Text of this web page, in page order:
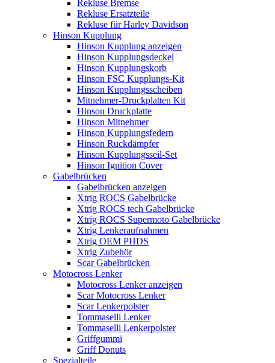
Rekluse Bremse
Rekluse Ersatzteile
Rekluse für Harley Davidson
Hinson Kupplung
Hinson Kupplung anzeigen
Hinson Kupplungsdeckel
Hinson Kupplungskorb
Hinson FSC Kupplungs-Kit
Hinson Kupplungsscheiben
Mitnehmer-Druckplatten Kit
Hinson Druckplatte
Hinson Mitnehmer
Hinson Kupplungsfedern
Hinson Ruckdämpfer
Hinson Kupplungsseil-Set
Hinson Ignition Cover
Gabelbrücken
Gabelbrücken anzeigen
Xtrig ROCS Gabelbrücke
Xtrig ROCS tech Gabelbrücke
Xtrig ROCS Supermoto Gabelbrücke
Xtrig Lenkeraufnahmen
Xtrig OEM PHDS
Xtrig Zubehör
Scar Gabelbrücken
Motocross Lenker
Motocross Lenker anzeigen
Scar Motocross Lenker
Scar Lenkerpolster
Tommaselli Lenker
Tommaselli Lenkerpolster
Griffgummi
Griff Donuts
Spezialteile